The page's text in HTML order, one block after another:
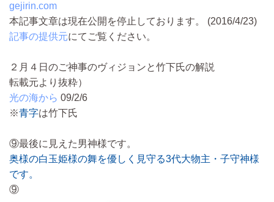
gejirin.com
本記事文章は現在公開を停止しております。 (2016/4/23)
記事の提供元にてご覧ください。
２月４日のご神事のヴィジョンと竹下氏の解説
転載元より抜粋）
光の海から 09/2/6
※青字は竹下氏
⑨最後に見えた男神様です。
奥様の白玉姫様の舞を優しく見守る3代大物主・子守神様
です。
⑨